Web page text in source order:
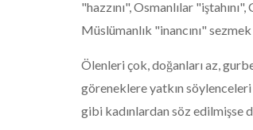
"hazzını", Osmanlılar
Müslümanlık "inancını" sezmek
Ölenleri çok, doğanları az,
göreneklere yatkın
gibi kadınlardan söz edilmişse